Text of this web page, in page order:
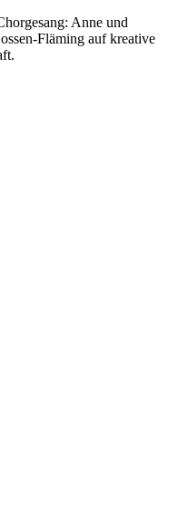
Anne und
Fläming auf kreative